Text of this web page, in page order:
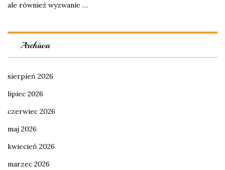
ale również wyzwanie …
Archiwa
sierpień 2026
lipiec 2026
czerwiec 2026
maj 2026
kwiecień 2026
marzec 2026